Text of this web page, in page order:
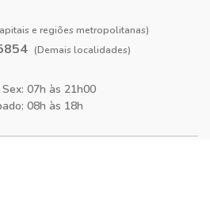
e regiões metropolitanas)
(Demais localidades)
07h às 21h00
08h às 18h